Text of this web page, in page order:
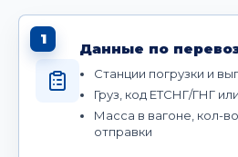
1
Данные по
Станции погрузки и
Груз, код ЕТСНГ/ГНГ
Масса в вагоне, кол-
отправки